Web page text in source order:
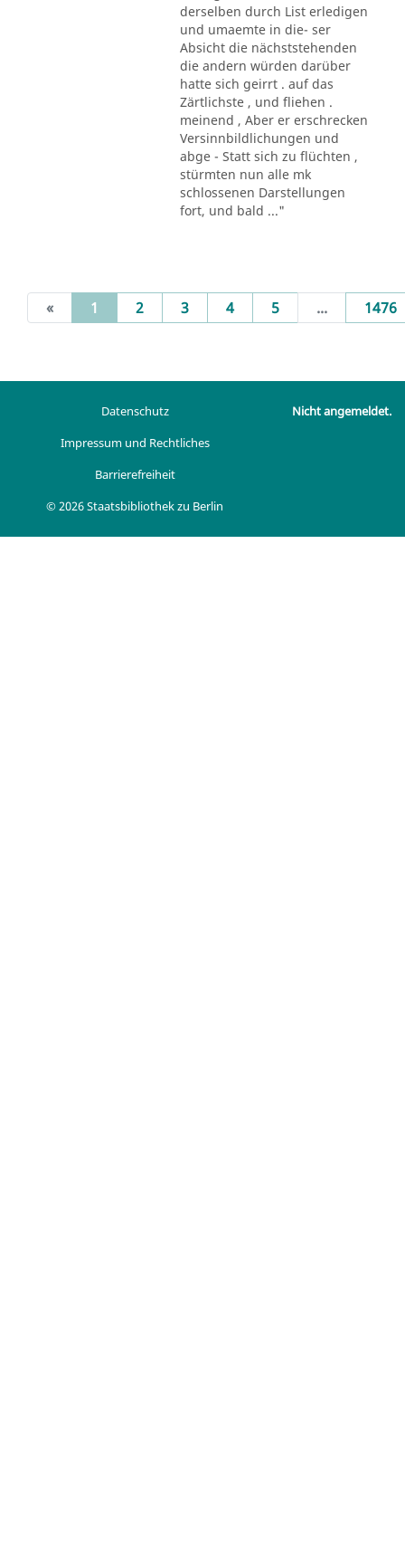
derselben durch List erledigen
und umaemte in die- ser
Absicht die nächststehenden
die andern würden darüber
hatte sich geirrt . auf das
Zärtlichste , und fliehen .
meinend , Aber er erschrecken
Versinnbildlichungen und
abge - Statt sich zu flüchten ,
stürmten nun alle mk
schlossenen Darstellungen
fort, und bald ..."
« 1 (current)
2 3 4 5 ... 1476
Datenschutz
Impressum und Rechtliches
Barrierefreiheit
© 2026 Staatsbibliothek zu Berlin
Nicht angemeldet.